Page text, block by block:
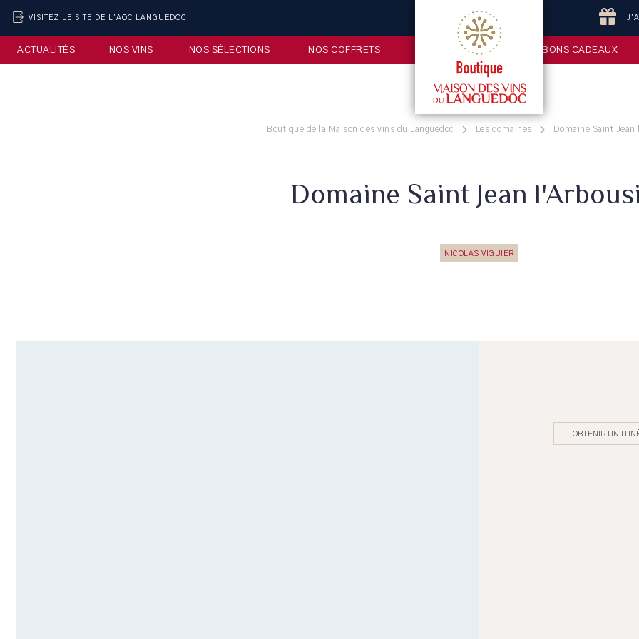
VISITEZ LE SITE DE L'AOC LANGUEDOC
ACTUALITÉS NOS VINS NOS SÉLECTIONS NOS COFFRETS BONS CADEAUX
Boutique de la Maison des vins du Languedoc Les domaines Domaine Saint
Domaine Saint Jean
NICOLAS VIGUIER
OBTENIR UN